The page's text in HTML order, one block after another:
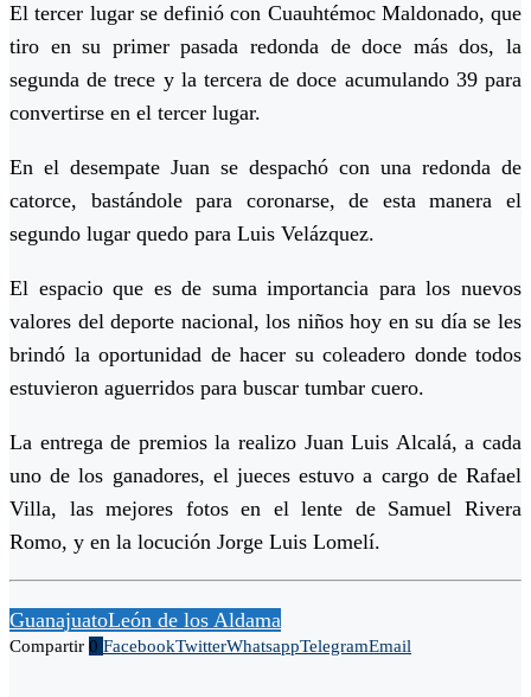
El tercer lugar se definió con Cuauhtémoc Maldonado, que
tiro en su primer pasada redonda de doce más dos, la
segunda de trece y la tercera de doce acumulando 39 para
convertirse en el tercer lugar.
En el desempate Juan se despachó con una redonda de
catorce, bastándole para coronarse, de esta manera el
segundo lugar quedo para Luis Velázquez.
El espacio que es de suma importancia para los nuevos
valores del deporte nacional, los niños hoy en su día se les
brindó la oportunidad de hacer su coleadero donde todos
estuvieron aguerridos para buscar tumbar cuero.
La entrega de premios la realizo Juan Luis Alcalá, a cada
uno de los ganadores, el jueces estuvo a cargo de Rafael
Villa, las mejores fotos en el lente de Samuel Rivera
Romo, y en la locución Jorge Luis Lomelí.
GuanajuatoLeón de los Aldama
Compartir 0 FacebookTwitterWhatsappTelegramEmail